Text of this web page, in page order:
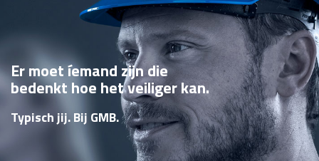
Er moet íemand zijn die
bedenkt hoe het veiliger kan.
Typisch jij. Bij GMB.